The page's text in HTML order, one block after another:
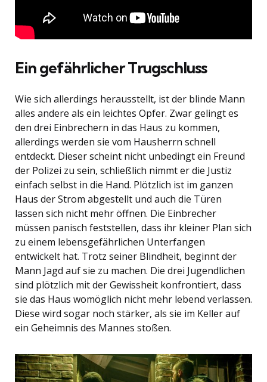
Ein gefährlicher Trugschluss
Wie sich allerdings herausstellt, ist der blinde Mann
alles andere als ein leichtes Opfer. Zwar gelingt es
den drei Einbrechern in das Haus zu kommen,
allerdings werden sie vom Hausherrn schnell
entdeckt. Dieser scheint nicht unbedingt ein Freund
der Polizei zu sein, schließlich nimmt er die Justiz
einfach selbst in die Hand. Plötzlich ist im ganzen
Haus der Strom abgestellt und auch die Türen
lassen sich nicht mehr öffnen. Die Einbrecher
müssen panisch feststellen, dass ihr kleiner Plan sich
zu einem lebensgefährlichen Unterfangen
entwickelt hat. Trotz seiner Blindheit, beginnt der
Mann Jagd auf sie zu machen. Die drei Jugendlichen
sind plötzlich mit der Gewissheit konfrontiert, dass
sie das Haus womöglich nicht mehr lebend verlassen.
Diese wird sogar noch stärker, als sie im Keller auf
ein Geheimnis des Mannes stoßen.